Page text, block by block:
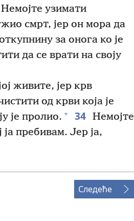
Немојте узимати
смрт, јер он мора да
за онога ко је
да се врати на своју
живите, јер крв
од крви која је
је пролио. + 34 Немојте
пребивам. Јер ја,
Следеће